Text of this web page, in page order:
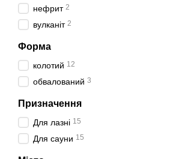
нефрит 2
вулканіт 2
Форма
колотий 12
обвалований 3
Призначення
Для лазні 15
Для сауни 15